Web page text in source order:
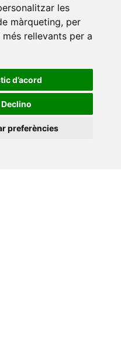
les
màrqueting, per
rellevants per a
d’acord
Declino
preferències